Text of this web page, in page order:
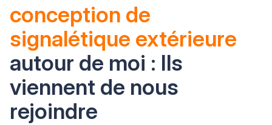
conception de
signalétique extérieure
autour de moi : Ils
viennent de nous
rejoindre